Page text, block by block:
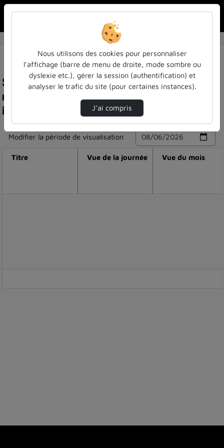
Statistiques de visualisation de la vidéo "les
nuits du vagabond" de kevin dieudonné,
interprété par titouan
Modifier la période de visualisation
Titre Vue de la journée Vue du mois
Nous utilisons des cookies pour personnaliser
l’affichage (barre de menu de droite, mode sombre ou
dyslexie etc.), gérer la session (authentification) et
analyser le trafic du site (pour certaines instances).
J’ai compris